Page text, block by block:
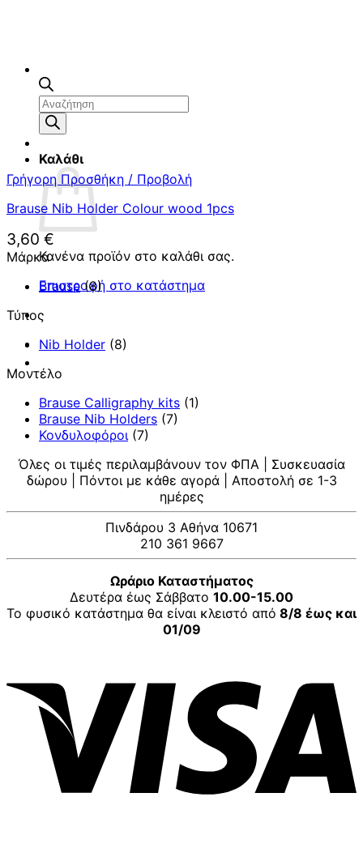
Αναζήτηση
προϊόντων
Καλάθι
Κανένα προϊόν στο καλάθι σας.
Επιστροφή στο κατάστημα
Γρήγορη Προσθήκη / Προβολή
Brause Nib Holder Colour wood 1pcs
3,60 €
Μάρκα
Brause (8)
Τύπος
Nib Holder (8)
Μοντέλο
Brause Calligraphy kits (1)
Brause Nib Holders (7)
Κονδυλοφόροι (7)
Όλες οι τιμές περιλαμβάνουν τον ΦΠΑ | Συσκευασία
δώρου | Πόντοι με κάθε αγορά | Αποστολή σε 1-3
ημέρες
Πινδάρου 3 Αθήνα 10671
210 361 9667
Ωράριο Καταστήματος
Δευτέρα έως Σάββατο 10.00-15.00
Το φυσικό κατάστημα θα είναι κλειστό από 8/8 έως και
01/09